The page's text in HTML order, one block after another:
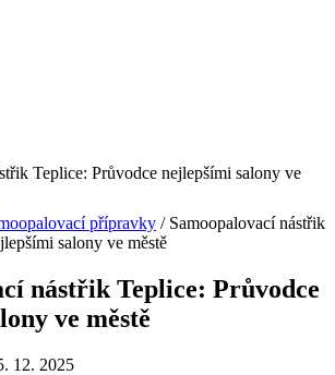
přípravky / Samoopalovací nástřik
salony ve městě
nástřik Teplice: Průvodce
ve městě
12. 2025